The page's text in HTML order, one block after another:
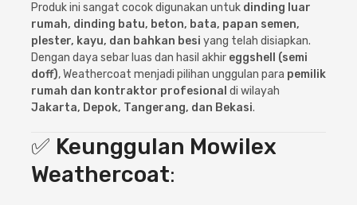
Produk ini sangat cocok digunakan untuk dinding luar
rumah, dinding batu, beton, bata, papan semen,
plester, kayu, dan bahkan besi yang telah disiapkan.
Dengan daya sebar luas dan hasil akhir eggshell (semi
doff), Weathercoat menjadi pilihan unggulan para pemilik
rumah dan kontraktor profesional di wilayah
Jakarta, Depok, Tangerang, dan Bekasi.
✅ Keunggulan Mowilex
Weathercoat: